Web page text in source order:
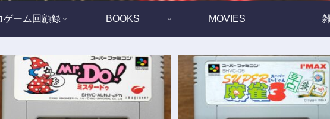
ゲーム回顧録 BOOKS MOVIES